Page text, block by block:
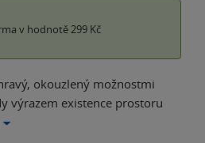
v hodnotě 299 Kč
okouzlený možnostmi
výrazem existence prostoru